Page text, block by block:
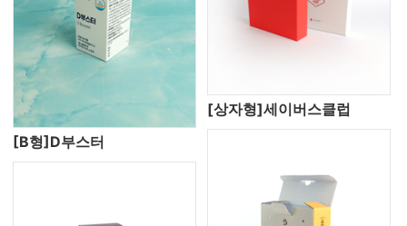
[B형]D부스터
[상자형]세이버스클럽